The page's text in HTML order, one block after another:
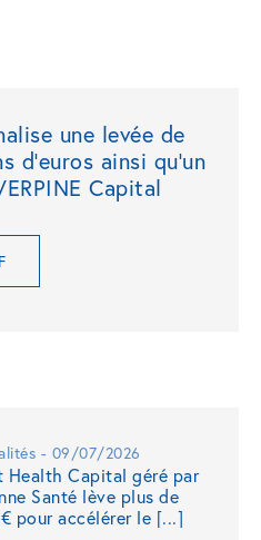
une levée de
ainsi qu’un
Capital
- 09/07/2026
Health Capital géré par
Santé lève plus de
pour accélérer le [...]